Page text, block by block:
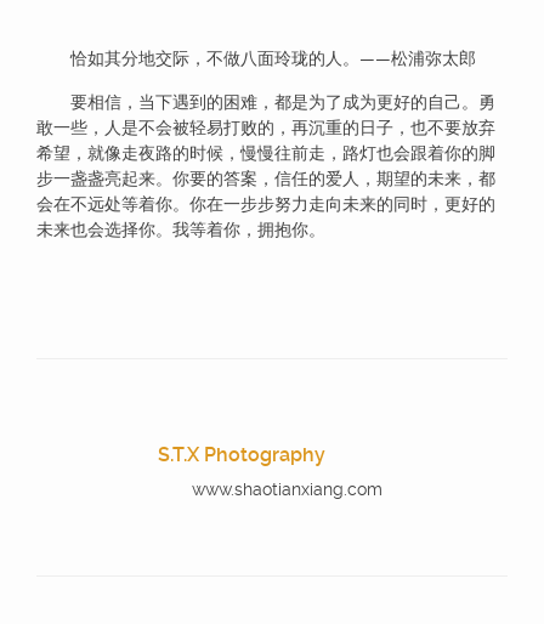
恰如其分地交际，不做八面玲珑的人。——松浦弥太郎
要相信，当下遇到的困难，都是为了成为更好的自己。勇
敢一些，人是不会被轻易打败的，再沉重的日子，也不要放弃
希望，就像走夜路的时候，慢慢往前走，路灯也会跟着你的脚
步一盏盏亮起来。你要的答案，信任的爱人，期望的未来，都
会在不远处等着你。你在一步步努力走向未来的同时，更好的
未来也会选择你。我等着你，拥抱你。
S.T.X Photography
www.shaotianxiang.com